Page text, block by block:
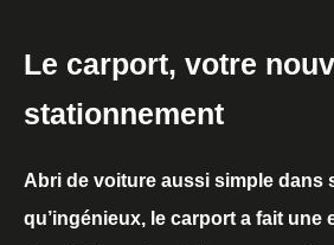
Le carport, votre
stationnement
Abri de voiture aussi simple dans
qu’ingénieux, le carport a fait une